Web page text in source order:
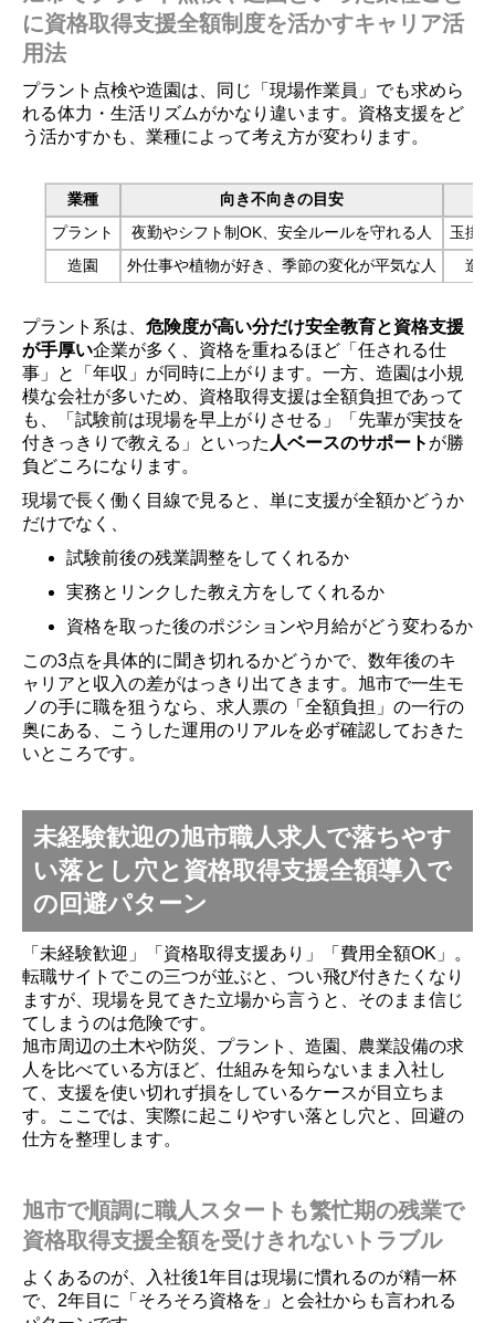
に資格取得支援全額制度を活かすキャリア活
用法
プラント点検や造園は、同じ「現場作業員」でも求めら
れる体力・生活リズムがかなり違います。資格支援をど
う活かすかも、業種によって考え方が変わります。
業種
向き不向きの目安
プラント
夜勤やシフト制OK、安全ルールを守れる人
玉掛
造園
外仕事や植物が好き、季節の変化が平気な人 造
プラント系は、 危険度が高い分だけ安全教育と資格支援
が手厚い企業が多く、資格を重ねるほど「任される仕
事」と「年収」が同時に上がります。一方、造園は小規
模な会社が多いため、資格取得支援は全額負担であって
も、「試験前は現場を早上がりさせる」「先輩が実技を
付きっきりで教える」といった 人ベースのサポート が勝
負どころになります。
現場で長く働く目線で見ると、単に支援が全額かどうか
だけでなく、
試験前後の残業調整をしてくれるか
実務とリンクした教え方をしてくれるか
資格を取った後のポジションや月給がどう変わるか
この3点を具体的に聞き切れるかどうかで、数年後のキ
ャリアと収入の差がはっきり出てきます。旭市で一生モ
ノの手に職を狙うなら、求人票の「全額負担」の一行の
奥にある、こうした運用のリアルを必ず確認しておきた
いところです。
未経験歓迎の旭市職人求人で落ちやす
い落とし穴と資格取得支援全額導入で
の回避パターン
「未経験歓迎」「資格取得支援あり」「費用全額OK」。
転職サイトでこの三つが並ぶと、つい飛び付きたくなり
ますが、現場を見てきた立場から言うと、そのまま信じ
てしまうのは危険です。
旭市周辺の土木や防災、プラント、造園、農業設備の求
人を比べている方ほど、仕組みを知らないまま入社し
て、支援を使い切れず損をしているケースが目立ちま
す。ここでは、実際に起こりやすい落とし穴と、回避の
仕方を整理します。
旭市で順調に職人スタートも繁忙期の残業で
資格取得支援全額を受けきれないトラブル
よくあるのが、入社後1年目は現場に慣れるのが精一杯
で、2年目に「そろそろ資格を」と会社からも言われる

HOME

TEL

MAIL